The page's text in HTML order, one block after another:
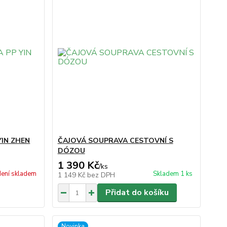
ZHEN
skladem
ČAJOVÁ SOUPRAVA CESTOVNÍ S
DÓZOU
1 390 Kč/ks
1 149 Kč bez DPH Skladem 1 ks
Přidat do košíku